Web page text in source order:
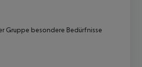
Gruppe besondere Bedürfnisse